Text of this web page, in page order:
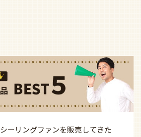
シーリングファンを販売してきた